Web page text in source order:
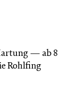
ab 8
Rohlfing